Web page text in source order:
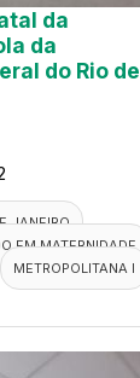
da
da
do Rio de
JANEIRO
EM MATERNIDADE
METROPOLITANA I